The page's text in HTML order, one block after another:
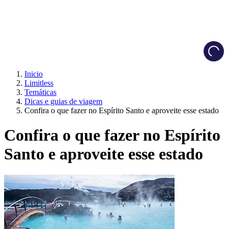
Inicio
Limitless
Temáticas
Dicas e guias de viagem
Confira o que fazer no Espírito Santo e aproveite esse estado
Confira o que fazer no Espírito
Santo e aproveite esse estado